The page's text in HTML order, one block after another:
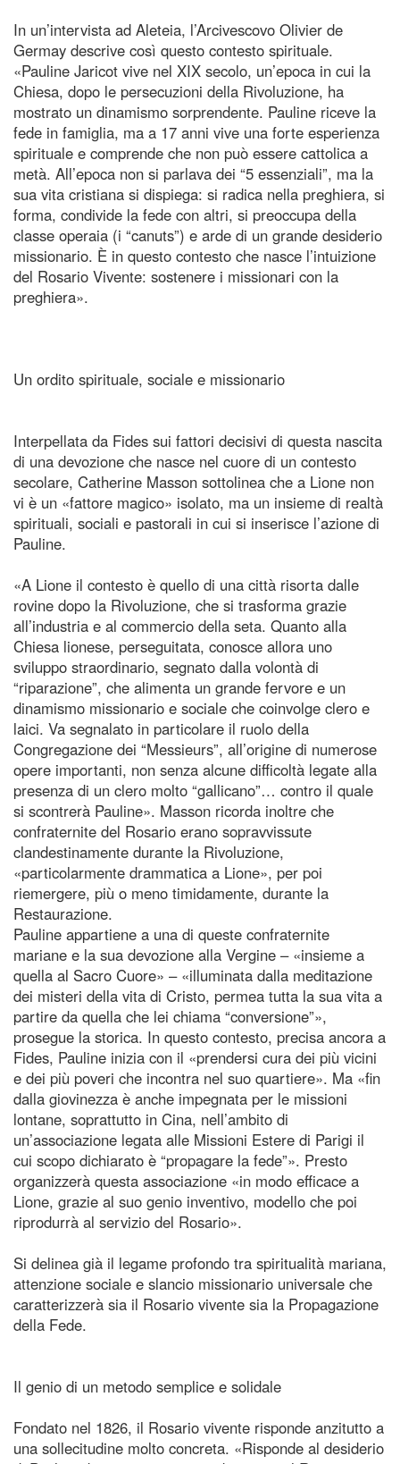
In un’intervista ad Aleteia, l’Arcivescovo Olivier de
Germay descrive così questo contesto spirituale.
«Pauline Jaricot vive nel XIX secolo, un’epoca in cui la
Chiesa, dopo le persecuzioni della Rivoluzione, ha
mostrato un dinamismo sorprendente. Pauline riceve la
fede in famiglia, ma a 17 anni vive una forte esperienza
spirituale e comprende che non può essere cattolica a
metà. All’epoca non si parlava dei “5 essenziali”, ma la
sua vita cristiana si dispiega: si radica nella preghiera, si
forma, condivide la fede con altri, si preoccupa della
classe operaia (i “canuts”) e arde di un grande desiderio
missionario. È in questo contesto che nasce l’intuizione
del Rosario Vivente: sostenere i missionari con la
preghiera».
Un ordito spirituale, sociale e missionario
Interpellata da Fides sui fattori decisivi di questa nascita
di una devozione che nasce nel cuore di un contesto
secolare, Catherine Masson sottolinea che a Lione non
vi è un «fattore magico» isolato, ma un insieme di realtà
spirituali, sociali e pastorali in cui si inserisce l’azione di
Pauline.
«A Lione il contesto è quello di una città risorta dalle
rovine dopo la Rivoluzione, che si trasforma grazie
all’industria e al commercio della seta. Quanto alla
Chiesa lionese, perseguitata, conosce allora uno
sviluppo straordinario, segnato dalla volontà di
“riparazione”, che alimenta un grande fervore e un
dinamismo missionario e sociale che coinvolge clero e
laici. Va segnalato in particolare il ruolo della
Congregazione dei “Messieurs”, all’origine di numerose
opere importanti, non senza alcune difficoltà legate alla
presenza di un clero molto “gallicano”… contro il quale
si scontrerà Pauline». Masson ricorda inoltre che
confraternite del Rosario erano sopravvissute
clandestinamente durante la Rivoluzione,
«particolarmente drammatica a Lione», per poi
riemergere, più o meno timidamente, durante la
Restaurazione.
Pauline appartiene a una di queste confraternite
mariane e la sua devozione alla Vergine – «insieme a
quella al Sacro Cuore» – «illuminata dalla meditazione
dei misteri della vita di Cristo, permea tutta la sua vita a
partire da quella che lei chiama “conversione”»,
prosegue la storica. In questo contesto, precisa ancora a
Fides, Pauline inizia con il «prendersi cura dei più vicini
e dei più poveri che incontra nel suo quartiere». Ma «fin
dalla giovinezza è anche impegnata per le missioni
lontane, soprattutto in Cina, nell’ambito di
un’associazione legata alle Missioni Estere di Parigi il
cui scopo dichiarato è “propagare la fede”». Presto
organizzerà questa associazione «in modo efficace a
Lione, grazie al suo genio inventivo, modello che poi
riprodurrà al servizio del Rosario».
Si delinea già il legame profondo tra spiritualità mariana,
attenzione sociale e slancio missionario universale che
caratterizzerà sia il Rosario vivente sia la Propagazione
della Fede.
Il genio di un metodo semplice e solidale
Fondato nel 1826, il Rosario vivente risponde anzitutto a
una sollecitudine molto concreta. «Risponde al desiderio